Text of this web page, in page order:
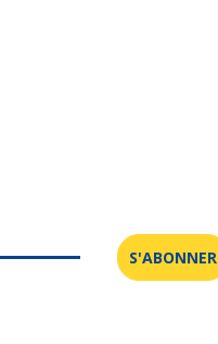
S'ABONNER